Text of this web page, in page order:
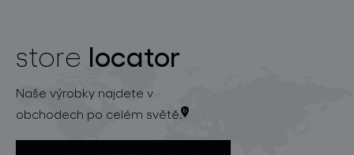
store locator
Naše výrobky najdete v
obchodech po celém světě.